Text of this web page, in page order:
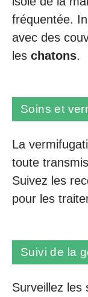
fréquentée.
avec des
les chatons.
Soins et
La
toute
Suivez les
pour les
Suivi de la
Surveillez les